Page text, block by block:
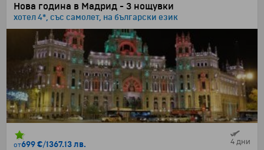
Нова година в Мадрид - 3 нощувки
хотел 4*, със самолет, на български език
от699 €/1367.13 лв. 4 дни